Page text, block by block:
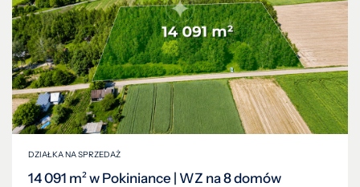
DZIAŁKA NA SPRZEDAŻ
14 091 m² w Pokiniance | WZ na 8 domów